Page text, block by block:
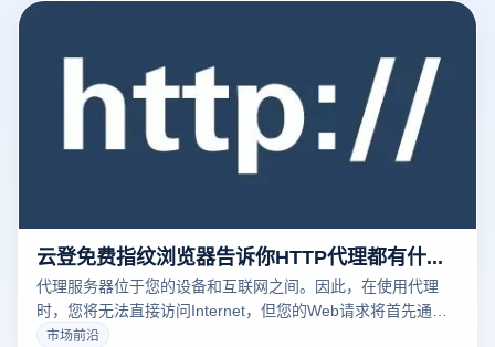
云登免费指纹浏览器告诉你HTTP代理都有什么常见的用途
代理服务器位于您的设备和互联网之间。因此，在使用代理
时，您将无法直接访问Internet，但您的Web请求将首先通过
代理路由，然后再发送到Web服务器。
市场前沿